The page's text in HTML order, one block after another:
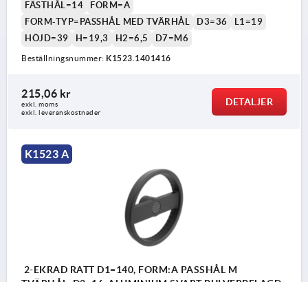
FÄSTHÅL=14
FORM=A
FORM-TYP=PASSHÅL MED TVÄRHÅL
D3=36
L1=19
HÖJD=39
H=19,3 H2=6,5 D7=M6
Beställningsnummer: K1523.1401416
215,06 kr
exkl. moms
exkl. leveranskostnader
DETALJER
K1523 A
2-EKRAD RATT D1=140, FORM:A PASSHÅL M